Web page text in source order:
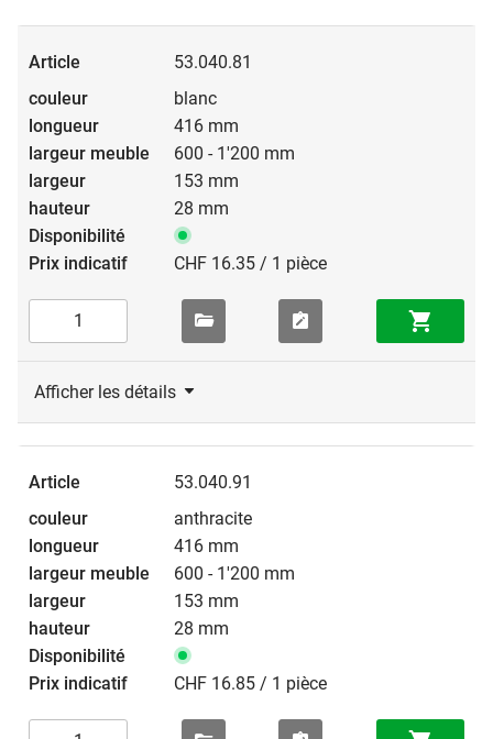
53.040.81
blanc
416 mm
600 - 1'200 mm
153 mm
28 mm
CHF 16.35 / 1 pièce
Afficher les détails
53.040.91
anthracite
416 mm
600 - 1'200 mm
153 mm
28 mm
CHF 16.85 / 1 pièce